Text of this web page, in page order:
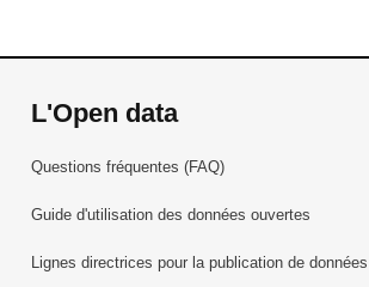
L'Open data
Questions fréquentes (FAQ)
Guide d'utilisation des données ouvertes
Lignes directrices pour la publication de données